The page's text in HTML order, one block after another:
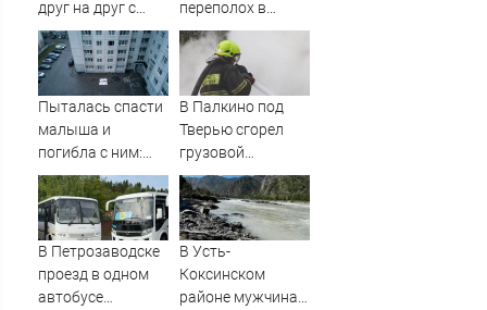
друг на друг с
подозрением:
Зеленский
поставил задачу
своим
переполох в
родном поселке с
погоней и
стрельбой
Пыталась спасти
малыша и
погибла с ним:
женщина
разбилась
насмерть на
глазах у детей
Новости
В Палкино под
Тверью сгорел
грузовой
автомобиль –
Новости Твери и
городов Тверской
области сегодня -
Afanasy.biz –
Тверские новости.
В Петрозаводске
проезд в одном
автобусе
В Усть-
Коксинском
районе мужчина